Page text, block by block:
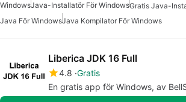
WindowsJava-Installatör För WindowsGratis Java-
Java För WindowsJava Kompilator För Windows
Liberica JDK 16 Full
4.8 Gratis
En gratis app för Windows, av